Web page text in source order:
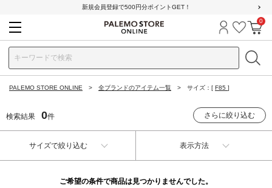
新規会員登録で500円分ポイントGET！
ログイン
お気に
カ
0
PALEMO STORE ONLINE 全ブランドのアイテム一覧 サイズ：[ F85 ]
検索結果 0件 さらに絞り込む
サイズで絞り込む 表示方法
ご希望の条件で商品は見つかりませんでした。